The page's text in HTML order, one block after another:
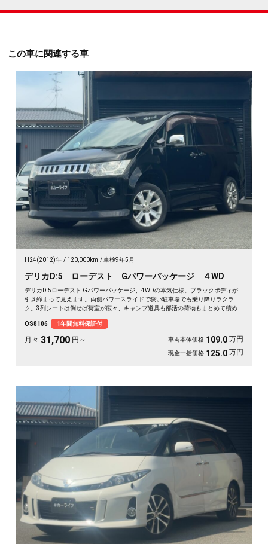
この車に関連する車
H24(2012)年 120,000km 車検9年5月
デリカD:5 ローデスト Gパワーパッケージ ４WD
デリカD:5ローデスト Gパワーパッケージ、4WDの本気仕様。ブラックボディが
引き締まって見えます。両側パワースライドで狭い駐車場でも乗り降りラクラ
ク。3列シートは倒せば荷室が広々、キャンプ道具も部活の荷物もまとめて積め
遠出も、これ一台で頼れる相棒に🚗✨💺🙌。安心して長く乗れる《1年保証付》で
す😊
OS8106 1年間無料保証付
月々 31,700 円～ 車両本体価格 109.0 万円
現金一括価格 125.0 万円